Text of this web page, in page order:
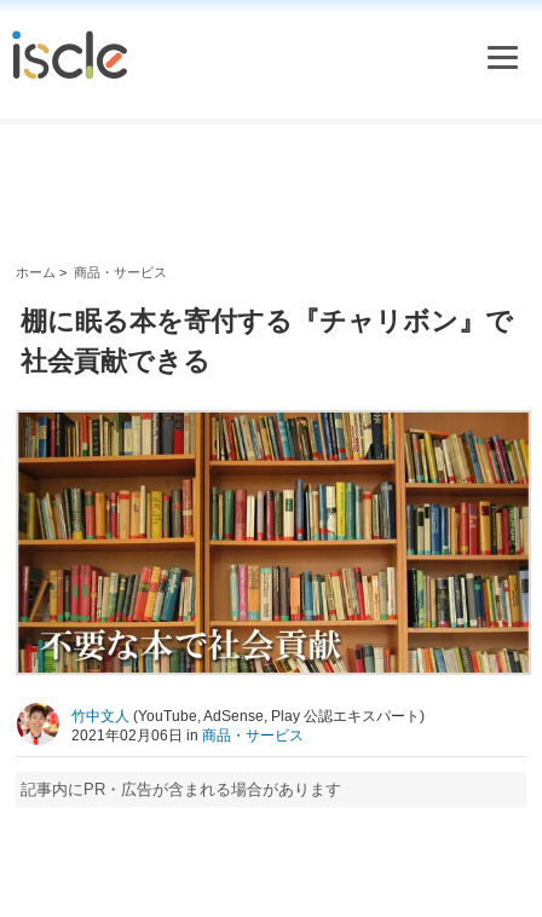
ホーム > 商品・サービス
棚に眠る本を寄付する『チャリボン』で
社会貢献できる
竹中文人 (YouTube, AdSense, Play 公認エキスパート)
2021年02月06日 in 商品・サービス
記事内にPR・広告が含まれる場合があります